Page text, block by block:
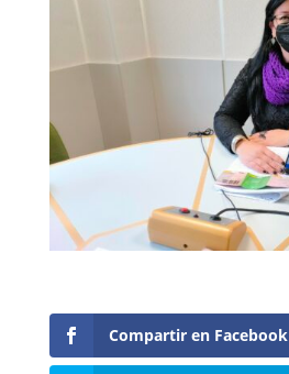
Compartir en Facebook